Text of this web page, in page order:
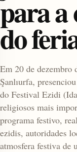
para a
do
Em 20 de dezembro
Şanlıurfa,
do Festival Ezidi
religiosos mais
programa festivo,
ezidis, autoridades
atmosfera festiva de